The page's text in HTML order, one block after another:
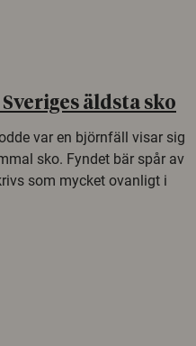
äldsta sko
var en björnfäll visar sig
sko. Fyndet bär spår av
som mycket ovanligt i